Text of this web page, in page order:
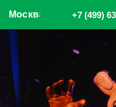
Москва +7 (499)